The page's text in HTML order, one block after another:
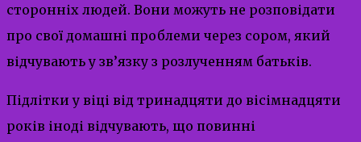
сторонніх людей. Вони можуть не розповідати
про свої домашні проблеми через сором, який
відчувають у зв’язку з розлученням батьків.
Підлітки у віці від тринадцяти до вісімнадцяти
років іноді відчувають, що повинні